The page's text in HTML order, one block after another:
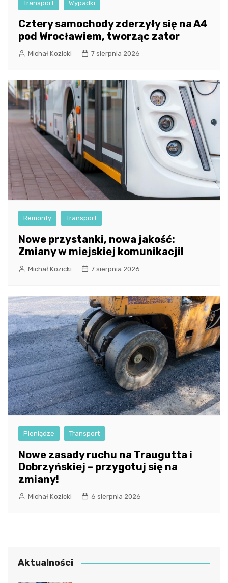
Transport Wypadki
Cztery samochody zderzyły się na A4
pod Wrocławiem, tworząc zator
Michał Kozicki 7 sierpnia 2026
Remonty Transport
Nowe przystanki, nowa jakość:
Zmiany w miejskiej komunikacji!
Michał Kozicki 7 sierpnia 2026
Pieniądze Transport
Nowe zasady ruchu na Traugutta i
Dobrzyńskiej – przygotuj się na
zmiany!
Michał Kozicki 6 sierpnia 2026
Aktualności